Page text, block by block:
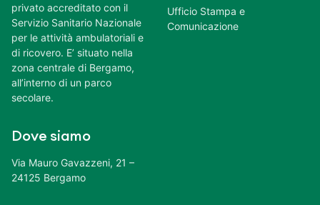
privato accreditato con il
Servizio Sanitario Nazionale
per le attività ambulatoriali e
di ricovero. E’ situato nella
zona centrale di Bergamo,
all’interno di un parco
secolare.
Dove siamo
Via Mauro Gavazzeni, 21 –
24125 Bergamo
Ufficio Stampa e
Comunicazione